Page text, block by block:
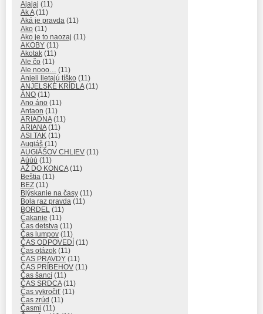
Ajajaj (11)
Ak A(11)
Aká je pravda (11)
Ako (11)
Ako je to naozaj (11)
AKOBY (11)
Akotak (11)
Ale čo (11)
Ale nooo…
(11)
Anjeli lietajú tíško (11)
ANJELSKÉ KRÍDLA(11)
ÁNO (11)
Ano áno (11)
Antaon (11)
ARIADNA(11)
ARIANA(11)
ASI TAK (11)
Augiáš (11)
AUGIÁŠOV CHLIEV (11)
Aúúú (11)
AŽ DO KONCA(11)
Beštia (11)
BEZ (11)
Blýskanie na časy (11)
Bola raz pravda (11)
BORDEL (11)
Čakanie (11)
Čas detstva (11)
Čas lumpov (11)
ČAS ODPOVEDÍ (11)
Čas otázok (11)
ČAS PRAVDY (11)
ČAS PRÍBEHOV (11)
Čas šancí (11)
ČAS SRDCA(11)
Čas vykročiť (11)
Čas zrúd (11)
Časmi (11)